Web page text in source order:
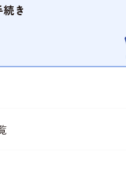
き